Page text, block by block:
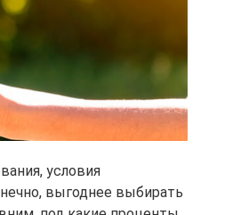
условия
выгоднее выбирать